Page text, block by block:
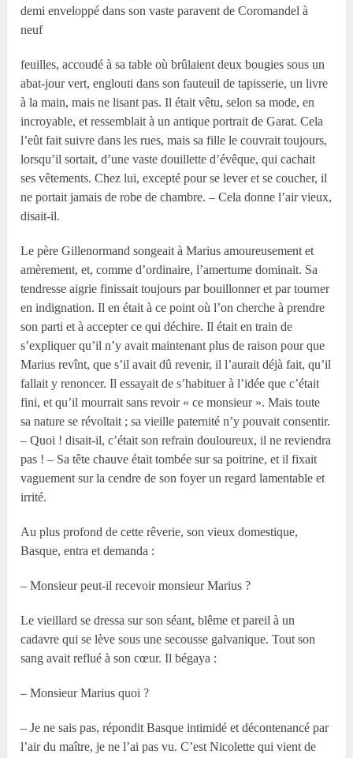
demi enveloppé dans son vaste paravent de Coromandel à
neuf
feuilles, accoudé à sa table où brûlaient deux bougies sous un
abat-jour vert, englouti dans son fauteuil de tapisserie, un livre
à la main, mais ne lisant pas. Il était vêtu, selon sa mode, en
incroyable, et ressemblait à un antique portrait de Garat. Cela
l’eût fait suivre dans les rues, mais sa fille le couvrait toujours,
lorsqu’il sortait, d’une vaste douillette d’évêque, qui cachait
ses vêtements. Chez lui, excepté pour se lever et se coucher, il
ne portait jamais de robe de chambre. – Cela donne l’air vieux,
disait-il.
Le père Gillenormand songeait à Marius amoureusement et
amèrement, et, comme d’ordinaire, l’amertume dominait. Sa
tendresse aigrie finissait toujours par bouillonner et par tourner
en indignation. Il en était à ce point où l’on cherche à prendre
son parti et à accepter ce qui déchire. Il était en train de
s’expliquer qu’il n’y avait maintenant plus de raison pour que
Marius revînt, que s’il avait dû revenir, il l’aurait déjà fait, qu’il
fallait y renoncer. Il essayait de s’habituer à l’idée que c’était
fini, et qu’il mourrait sans revoir « ce monsieur ». Mais toute
sa nature se révoltait ; sa vieille paternité n’y pouvait consentir.
– Quoi ! disait-il, c’était son refrain douloureux, il ne reviendra
pas ! – Sa tête chauve était tombée sur sa poitrine, et il fixait
vaguement sur la cendre de son foyer un regard lamentable et
irrité.
Au plus profond de cette rêverie, son vieux domestique,
Basque, entra et demanda :
– Monsieur peut-il recevoir monsieur Marius ?
Le vieillard se dressa sur son séant, blême et pareil à un
cadavre qui se lève sous une secousse galvanique. Tout son
sang avait reflué à son cœur. Il bégaya :
– Monsieur Marius quoi ?
– Je ne sais pas, répondit Basque intimidé et décontenancé par
l’air du maître, je ne l’ai pas vu. C’est Nicolette qui vient de